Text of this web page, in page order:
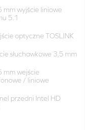
mm wyjście liniowe
5.1
optyczne TOSLINK
słuchawkowe 3,5 mm
mm wejście
/ liniowe
przedni Intel HD